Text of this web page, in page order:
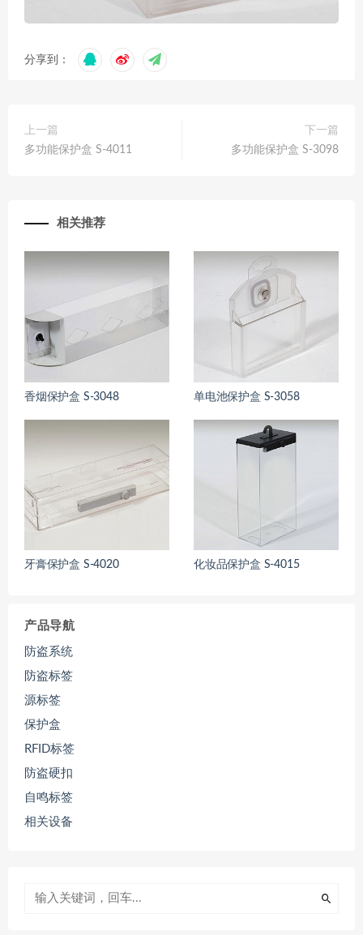
分享到：
上一篇
多功能保护盒 S-4011
下一篇
多功能保护盒 S-3098
相关推荐
香烟保护盒 S-3048 单电池保护盒 S-3058
牙膏保护盒 S-4020 化妆品保护盒 S-4015
产品导航
防盗系统
防盗标签
源标签
保护盒
RFID标签
防盗硬扣
自鸣标签
相关设备